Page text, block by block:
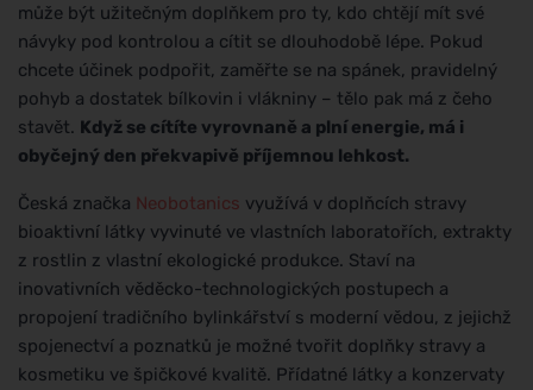
může být užitečným doplňkem pro ty, kdo chtějí mít své
návyky pod kontrolou a cítit se dlouhodobě lépe. Pokud
chcete účinek podpořit, zaměřte se na spánek, pravidelný
pohyb a dostatek bílkovin i vlákniny – tělo pak má z čeho
stavět. Když se cítíte vyrovnaně a plní energie, má i
obyčejný den překvapivě příjemnou lehkost.
Česká značka Neobotanics využívá v doplňcích stravy
bioaktivní látky vyvinuté ve vlastních laboratořích, extrakty
z rostlin z vlastní ekologické produkce. Staví na
inovativních věděcko-technologických postupech a
propojení tradičního bylinkářství s moderní vědou, z jejichž
spojenectví a poznatků je možné tvořit doplňky stravy a
kosmetiku ve špičkové kvalitě. Přídatné látky a konzervaty